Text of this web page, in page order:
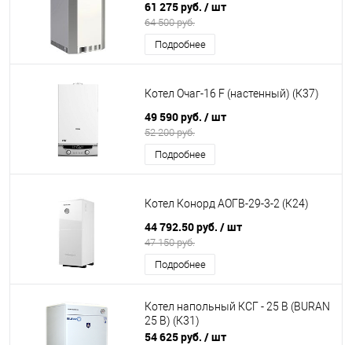
61 275 руб. / шт
64 500 руб.
Подробнее
Котел Очаг-16 F (настенный) (К37)
49 590 руб. / шт
52 200 руб.
Подробнее
Котел Конорд АОГВ-29-3-2 (К24)
44 792.50 руб. / шт
47 150 руб.
Подробнее
Котел напольный КСГ - 25 В (BURAN
25 B) (К31)
54 625 руб. / шт